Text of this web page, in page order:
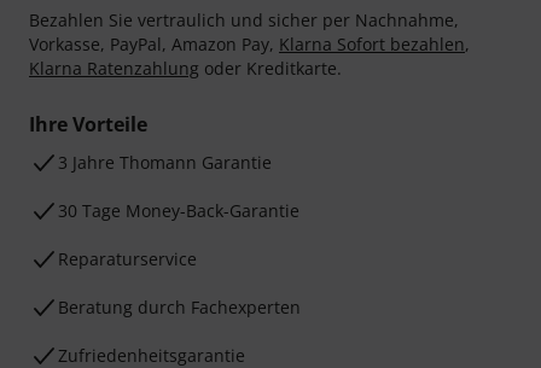
Bezahlen Sie vertraulich und sicher per Nachnahme,
Vorkasse, PayPal, Amazon Pay, Klarna Sofort bezahlen,
Klarna Ratenzahlung oder Kreditkarte.
Ihre Vorteile
3 Jahre Thomann Garantie
30 Tage Money-Back-Garantie
Reparaturservice
Beratung durch Fachexperten
Zufriedenheitsgarantie